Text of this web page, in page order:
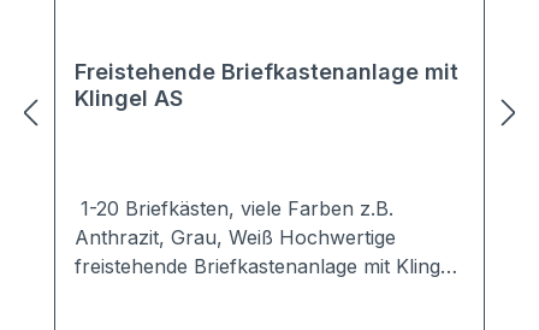
Freistehende Briefkastenanlage mit
Klingel AS
1-20 Briefkästen, viele Farben z.B.
Anthrazit, Grau, Weiß Hochwertige
freistehende Briefkastenanlage mit Klingel